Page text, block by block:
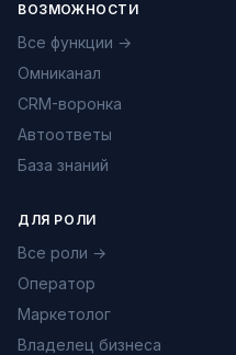
ВОЗМОЖНОСТИ
Все функции →
Омниканал
CRM-воронка
Автоответы
База знаний
ДЛЯ РОЛИ
Все роли →
Оператор
Маркетолог
Владелец бизнеса